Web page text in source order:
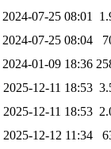
2024-07-25 08:01
2024-07-25 08:04
2024-01-09 18:36
2025-12-11 18:53
2025-12-11 18:53
2025-12-12 11:34